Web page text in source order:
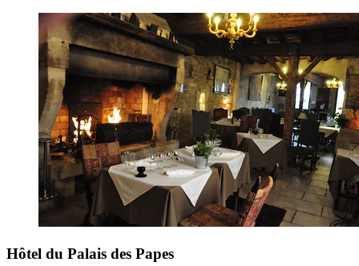
Hôtel du Palais des Papes